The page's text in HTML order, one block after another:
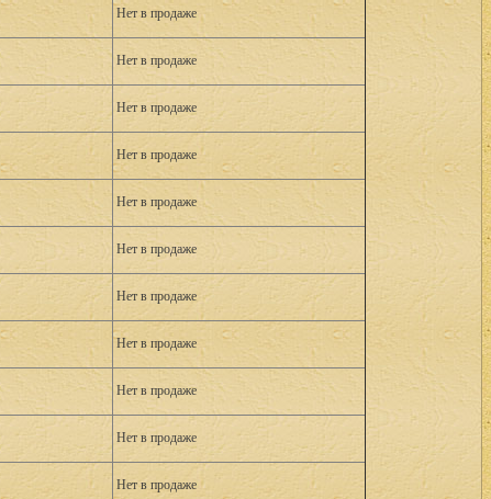
Нет в продаже
Нет в продаже
Нет в продаже
Нет в продаже
Нет в продаже
Нет в продаже
Нет в продаже
Нет в продаже
Нет в продаже
Нет в продаже
Нет в продаже